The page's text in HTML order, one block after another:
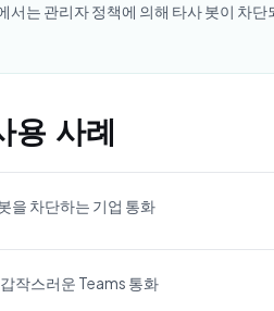
서는 관리자 정책에 의해 타사 봇이 차
용 사례
을 차단하는 기업 통화
작스러운 Teams 통화